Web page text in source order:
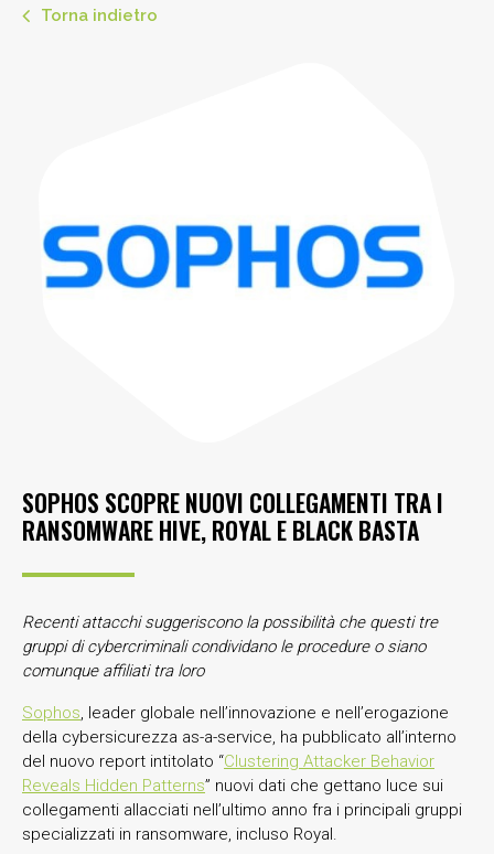
Torna indietro
SOPHOS SCOPRE NUOVI COLLEGAMENTI TRA I
RANSOMWARE HIVE, ROYAL E BLACK BASTA
Recenti attacchi suggeriscono la possibilità che questi tre
gruppi di cybercriminali condividano le procedure o siano
comunque affiliati tra loro
Sophos, leader globale nell’innovazione e nell’erogazione
della cybersicurezza as-a-service, ha pubblicato all’interno
del nuovo report intitolato “Clustering Attacker Behavior
Reveals Hidden Patterns” nuovi dati che gettano luce sui
collegamenti allacciati nell’ultimo anno fra i principali gruppi
specializzati in ransomware, incluso Royal.